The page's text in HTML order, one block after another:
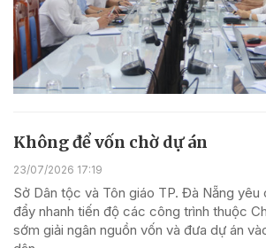
Không để vốn chờ dự án
23/07/2026 17:19
Sở Dân tộc và Tôn giáo TP. Đà Nẵng
đẩy nhanh tiến độ các công trình thuộc
sớm giải ngân nguồn vốn và đưa dự án